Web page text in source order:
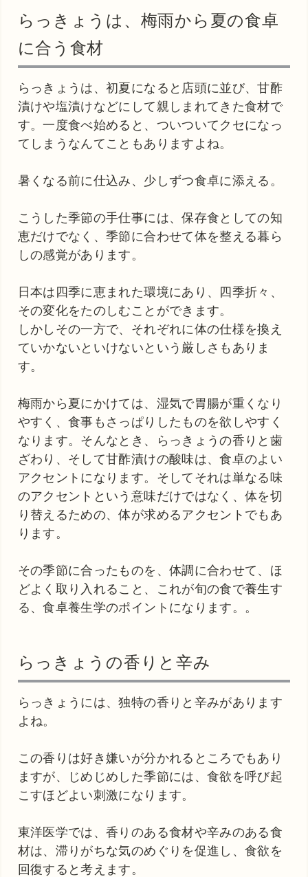
らっきょうは、梅雨から夏の食卓
に合う食材
らっきょうは、初夏になると店頭に並び、甘酢
漬けや塩漬けなどにして親しまれてきた食材で
す。一度食べ始めると、ついついてクセになっ
てしまうなんてこともありますよね。
暑くなる前に仕込み、少しずつ食卓に添える。
こうした季節の手仕事には、保存食としての知
恵だけでなく、季節に合わせて体を整える暮ら
しの感覚があります。
日本は四季に恵まれた環境にあり、四季折々、
その変化をたのしむことができます。
しかしその一方で、それぞれに体の仕様を換え
ていかないといけないという厳しさもありま
す。
梅雨から夏にかけては、湿気で胃腸が重くなり
やすく、食事もさっぱりしたものを欲しやすく
なります。そんなとき、らっきょうの香りと歯
ざわり、そして甘酢漬けの酸味は、食卓のよい
アクセントになります。そしてそれは単なる味
のアクセントという意味だけではなく、体を切
り替えるための、体が求めるアクセントでもあ
ります。
その季節に合ったものを、体調に合わせて、ほ
どよく取り入れること、これが旬の食で養生す
る、食卓養生学のポイントになります。。
らっきょうの香りと辛み
らっきょうには、独特の香りと辛みがあります
よね。
この香りは好き嫌いが分かれるところでもあり
ますが、じめじめした季節には、食欲を呼び起
こすほどよい刺激になります。
東洋医学では、香りのある食材や辛みのある食
材は、滞りがちな気のめぐりを促進し、食欲を
回復すると考えます。